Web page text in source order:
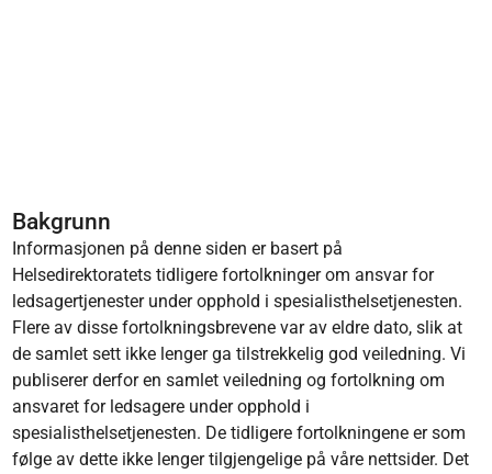
Bakgrunn
Informasjonen på denne siden er basert på
Helsedirektoratets tidligere fortolkninger om ansvar for
ledsagertjenester under opphold i spesialisthelsetjenesten.
Flere av disse fortolkningsbrevene var av eldre dato, slik at
de samlet sett ikke lenger ga tilstrekkelig god veiledning. Vi
publiserer derfor en samlet veiledning og fortolkning om
ansvaret for ledsagere under opphold i
spesialisthelsetjenesten. De tidligere fortolkningene er som
følge av dette ikke lenger tilgjengelige på våre nettsider. Det